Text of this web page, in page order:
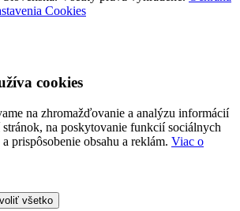
Cookies
cookies
na zhromažďovanie a analýzu informácií
na poskytovanie funkcií sociálnych
prispôsobenie obsahu a reklám. Viac o
všetko